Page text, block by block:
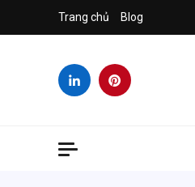
to
Trang chủ Blog